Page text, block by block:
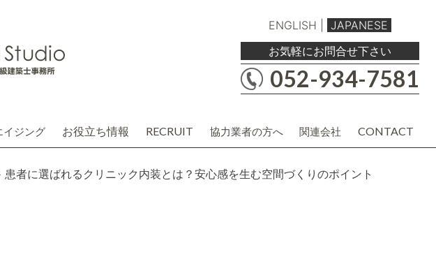
ENGLISH
JAPANESE
お気軽にお問合せ下さい
052-934-7581
イジング お役立ち情報 RECRUIT 協力業者の方へ 関連会社 CONTACT
患者に選ばれるクリニック内装とは？安心感を生む空間づくりのポイント